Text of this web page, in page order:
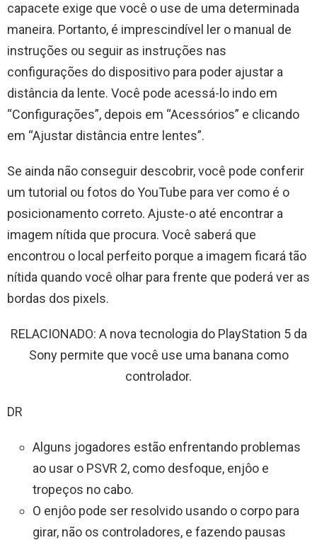
capacete exige que você o use de uma determinada
maneira. Portanto, é imprescindível ler o manual de
instruções ou seguir as instruções nas
configurações do dispositivo para poder ajustar a
distância da lente. Você pode acessá-lo indo em
“Configurações”, depois em “Acessórios” e clicando
em “Ajustar distância entre lentes”.
Se ainda não conseguir descobrir, você pode conferir
um tutorial ou fotos do YouTube para ver como é o
posicionamento correto. Ajuste-o até encontrar a
imagem nítida que procura. Você saberá que
encontrou o local perfeito porque a imagem ficará tão
nítida quando você olhar para frente que poderá ver as
bordas dos pixels.
RELACIONADO: A nova tecnologia do PlayStation 5 da
Sony permite que você use uma banana como
controlador.
DR
Alguns jogadores estão enfrentando problemas
ao usar o PSVR 2, como desfoque, enjôo e
tropeços no cabo.
O enjôo pode ser resolvido usando o corpo para
girar, não os controladores, e fazendo pausas